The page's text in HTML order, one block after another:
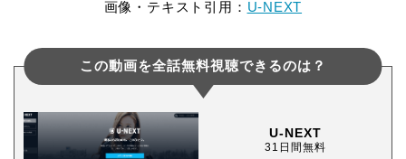
画像・テキスト引用： U-NEXT
この動画を全話無料視聴できるのは？
U-NEXT
31日間無料